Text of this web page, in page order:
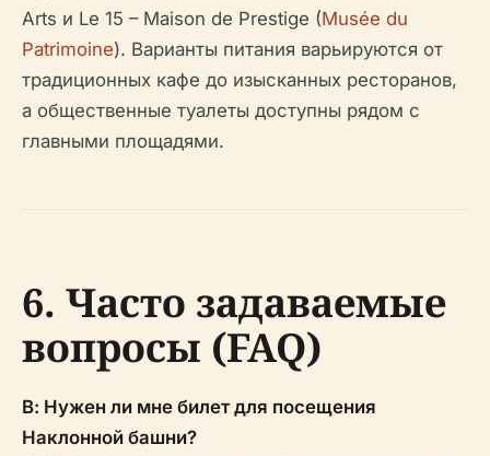
Arts и Le 15 – Maison de Prestige (Musée du
Patrimoine). Варианты питания варьируются от
традиционных кафе до изысканных ресторанов,
а общественные туалеты доступны рядом с
главными площадями.
6. Часто задаваемые
вопросы (FAQ)
В: Нужен ли мне билет для посещения
Наклонной башни?